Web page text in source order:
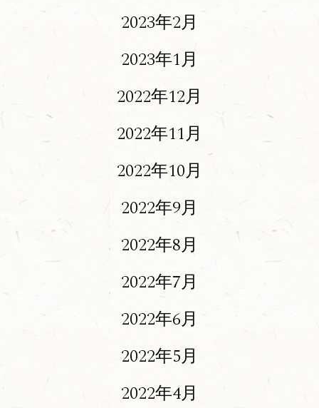
2023年2月
2023年1月
2022年12月
2022年11月
2022年10月
2022年9月
2022年8月
2022年7月
2022年6月
2022年5月
2022年4月